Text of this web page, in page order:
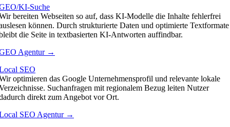
KI-Suche
bereiten Webseiten so auf, dass KI-Modelle die Inhalte fehlerfrei
können. Durch strukturierte Daten und optimierte Textformate
die Seite in textbasierten KI-Antworten auffindbar.
Agentur →
SEO
optimieren das Google Unternehmensprofil und relevante lokale
Suchanfragen mit regionalem Bezug leiten Nutzer
direkt zum Angebot vor Ort.
SEO Agentur →